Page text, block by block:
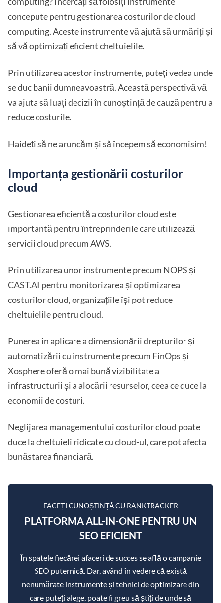
concepute pentru gestionarea costurilor de cloud
computing. Aceste instrumente vă ajută să urmăriți și
să vă optimizați eficient cheltuielile.
Prin utilizarea acestor instrumente, puteți vedea unde
se duc banii dumneavoastră. Această perspectivă vă
va ajuta să luați decizii în cunoștință de cauză pentru a
reduce costurile.
Haideți să ne aruncăm și să începem să economisim!
Importanța gestionării costurilor
cloud
Gestionarea eficientă a costurilor cloud este
importantă pentru întreprinderile care utilizează
servicii cloud precum AWS.
Prin utilizarea unor instrumente precum NOPS și
CAST.AI pentru monitorizarea și optimizarea
costurilor cloud, organizațiile își pot reduce
cheltuielile pentru cloud.
Punerea în aplicare a dimensionării drepturilor și
automatizării cu instrumente precum FinOps și
Xosphere oferă o mai bună vizibilitate a
infrastructurii și a alocării resurselor, ceea ce duce la
economii de costuri.
Neglijarea managementului costurilor cloud poate
duce la cheltuieli ridicate cu cloud-ul, care pot afecta
bunăstarea financiară.
FACEȚI CUNOȘTINȚĂ CU RANKTRACKER
PLATFORMA ALL-IN-ONE PENTRU UN
SEO EFICIENT
În spatele fiecărei afaceri de succes se află o campanie
SEO puternică. Dar, având în vedere că există
nenumărate instrumente și tehnici de optimizare din
care puteți alege, poate fi greu să știți de unde să